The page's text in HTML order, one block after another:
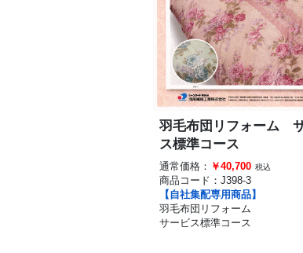
羽毛布団リフォーム
ス標準コース
通常価格： ￥40,700 税込
商品コード： J398-3
【自社集配専用商品】
羽毛布団リフォーム
サービス標準コース